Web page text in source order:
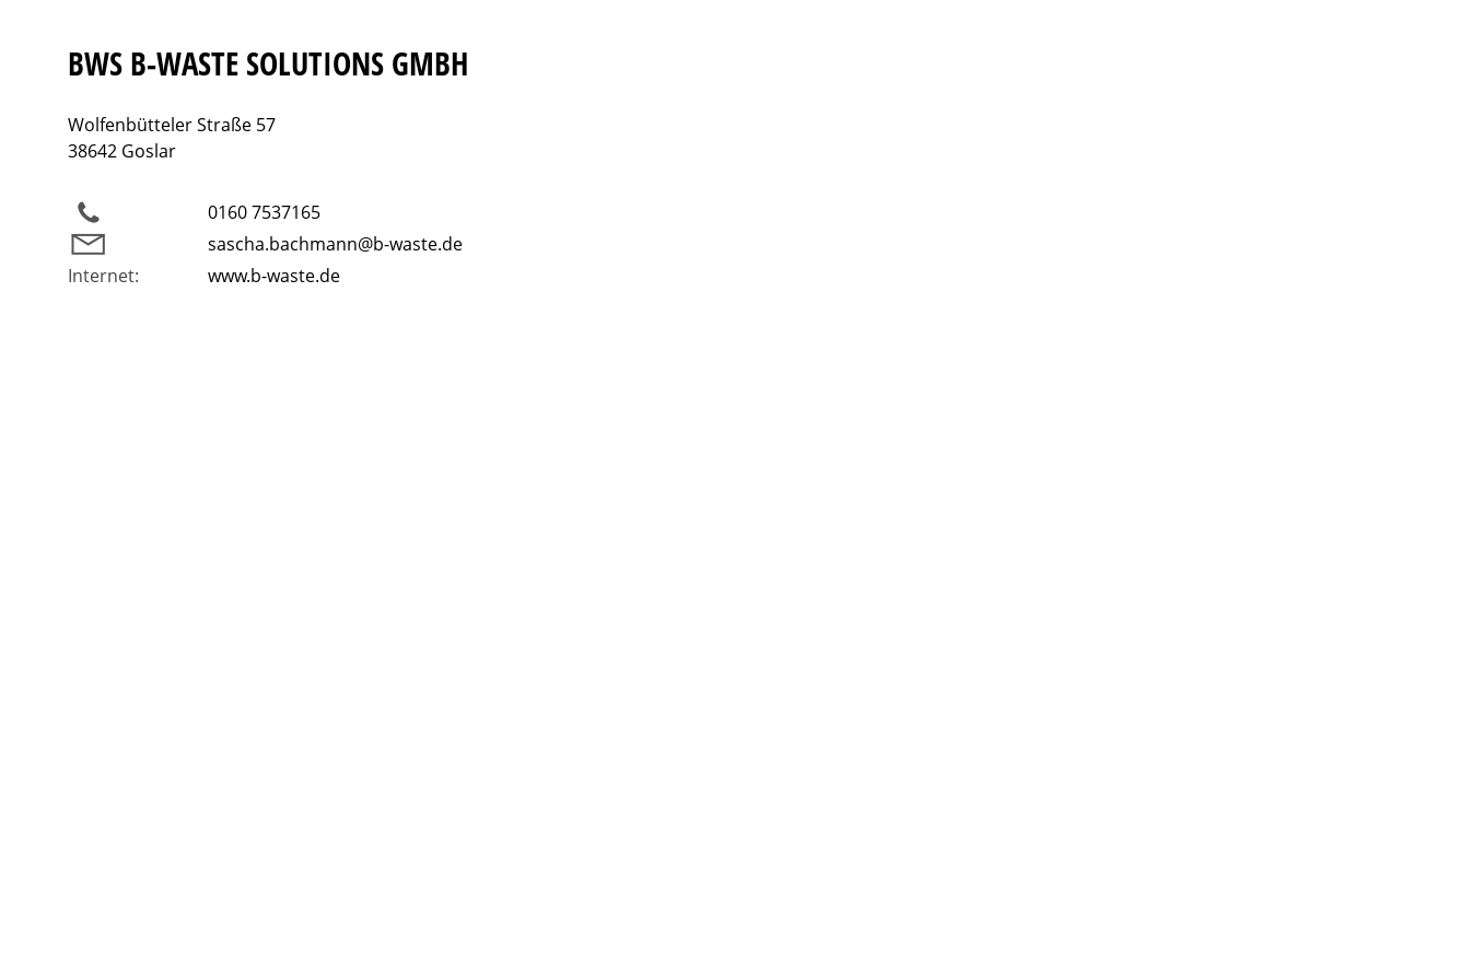
BWS B-WASTE SOLUTIONS GMBH
Wolfenbütteler Straße 57
38642 Goslar
0160 7537165
sascha.bachmann@b-waste.de
Internet:
www.b-waste.de